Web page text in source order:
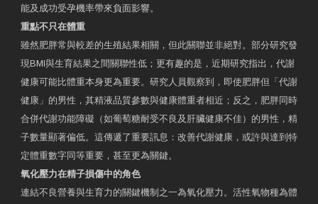
能及成功受孕機率帶來負面影響。
重點不只在體重
雖然肥胖常與較差的生殖結果相關，但此關聯並非絕對。部分研究發
現BMI與生育結果之間關聯性低；更有趣的是，近期研究指出，代謝
健康可能比體重本身更為重要。研究人員觀察到，即使肥胖但「代謝
健康」的男性，其精液品質參數與健康體重者相近；反之，肥胖同時
合併代謝功能障礙（如葡萄糖耐受不良及肝臟健康不佳）的男性，精
子數量顯著偏低。這傳遞了重要訊息：改善代謝健康，或許與達到特
定體重數字同等重要，甚至更為關鍵。
氧化壓力在精子損傷中的角色
連結不良營養與生育力的關鍵機制之一為氧化壓力。活性氧物種為體